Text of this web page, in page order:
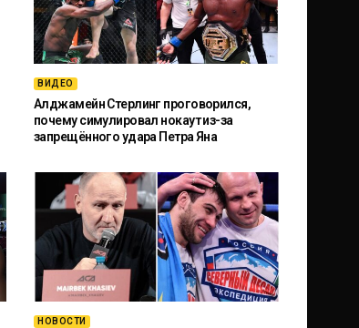
ВИДЕО
Алджамейн Стерлинг проговорился,
почему симулировал нокаут из-за
запрещённого удара Петра Яна
НОВОСТИ